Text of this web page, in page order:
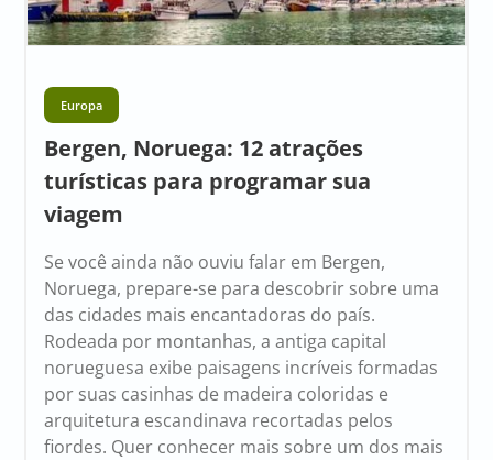
Europa
Bergen, Noruega: 12 atrações
turísticas para programar sua
viagem
Se você ainda não ouviu falar em Bergen,
Noruega, prepare-se para descobrir sobre uma
das cidades mais encantadoras do país.
Rodeada por montanhas, a antiga capital
norueguesa exibe paisagens incríveis formadas
por suas casinhas de madeira coloridas e
arquitetura escandinava recortadas pelos
fiordes. Quer conhecer mais sobre um dos mais